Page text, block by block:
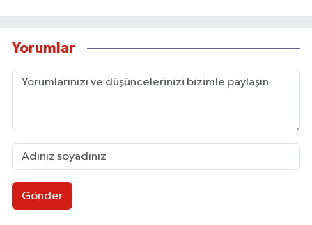
Yorumlar
Gönder